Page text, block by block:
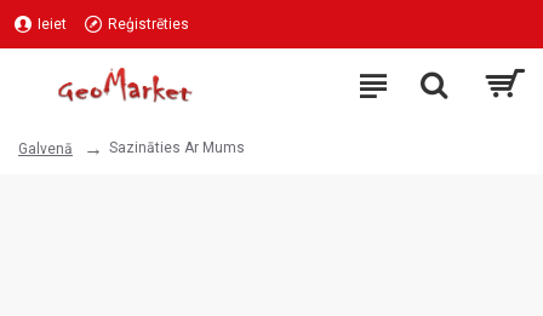
Ieiet Reģistrēties
Galvenā Sazināties Ar Mums